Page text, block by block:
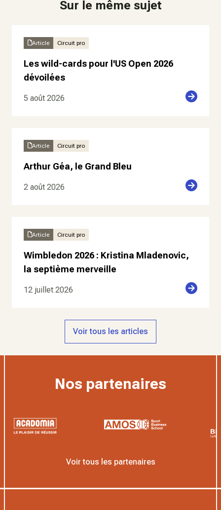
Sur le même sujet
Article Circuit pro
Les wild-cards pour l'US Open 2026
dévoilées
5 août 2026
Article Circuit pro
Arthur Géa, le Grand Bleu
2 août 2026
Article Circuit pro
Wimbledon 2026 : Kristina Mladenovic,
la septième merveille
12 juillet 2026
Voir tous les articles
Nos partenaires
Voir tous les partenaires